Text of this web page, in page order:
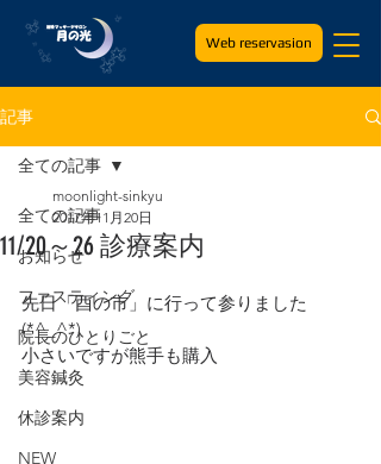
Web reservasion
記事
全ての記事
お知らせ
ファスティング
院長のひとりごと
美容鍼灸
休診案内
NEW
全ての記事
11/20～26 診療案内
moonlight-sinkyu
2017年11月20日
先日「酉の市」に行って参りました
(*^_^*)
小さいですが熊手も購入